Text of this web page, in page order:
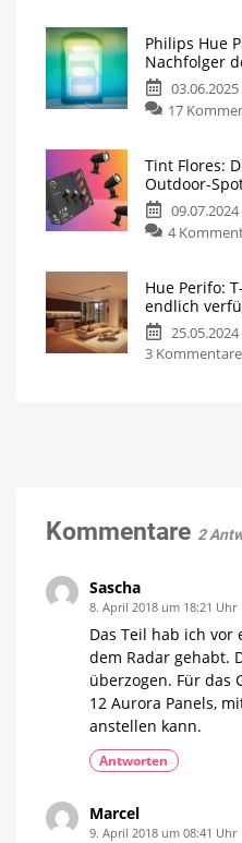
Philips Hue
Nachfolger
17
Tint Flores:
Outdoor-
4
Hue Perifo:
endlich
3 Kommentare
Kommentare 2
Sascha
8. April 2018 um 18:21 Uhr
Das Teil hab ich
dem Radar gehabt.
überzogen. Für das
12 Aurora Panels,
anstellen kann.
Antworten
Marcel
9. April 2018 um 08:41 Uhr